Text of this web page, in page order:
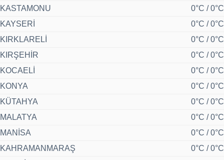
KASTAMONU
0°C / 0°C
KAYSERİ
0°C / 0°C
KIRKLARELİ
0°C / 0°C
KIRŞEHİR
0°C / 0°C
KOCAELİ
0°C / 0°C
KONYA
0°C / 0°C
KÜTAHYA
0°C / 0°C
MALATYA
0°C / 0°C
MANİSA
0°C / 0°C
KAHRAMANMARAŞ
0°C / 0°C